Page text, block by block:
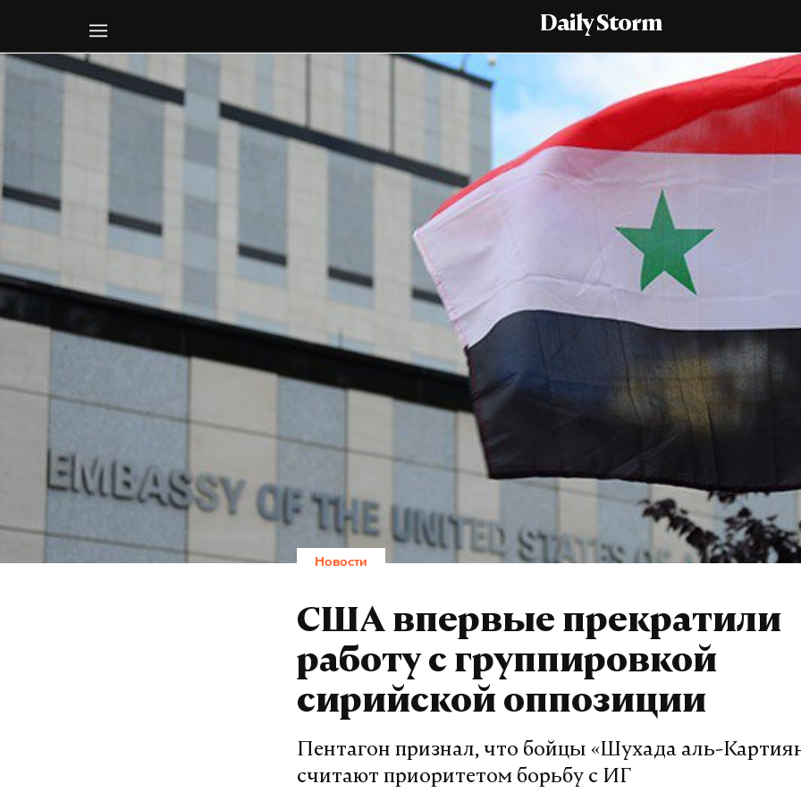
Daily Storm
Новости
США впервые прекратили
работу с группировкой
сирийской оппозиции
Пентагон признал, что бойцы «Шухада аль-
считают приоритетом борьбу с ИГ